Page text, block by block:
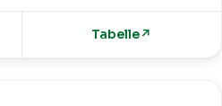
Tabelle↗